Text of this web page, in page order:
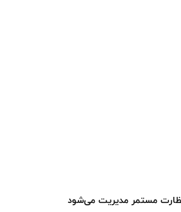
مستمر مدیریت می‌شود